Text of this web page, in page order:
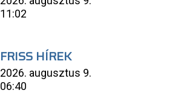
11:02
FRISS HÍREK
2026. augusztus 9.
06:40